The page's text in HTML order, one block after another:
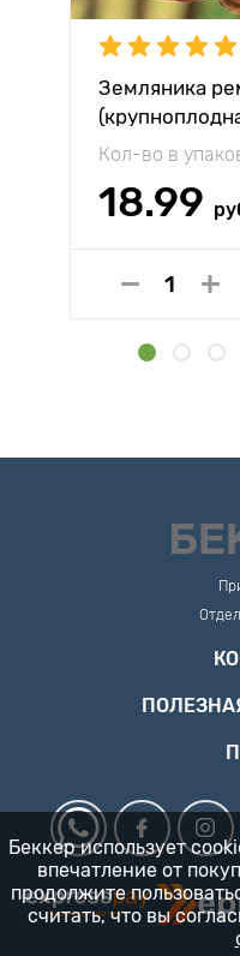
Земляника
Кол-во в
18.99
Беккер использует
впечатление от
продолжите
считать, что вы